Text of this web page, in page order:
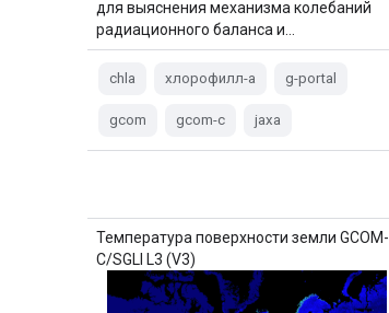
для выяснения механизма колебаний
радиационного баланса и…
chla хлорофилл-a g-portal
gcom gcom-c jaxa
Температура поверхности земли GCOM-
C/SGLI L3 (V3)